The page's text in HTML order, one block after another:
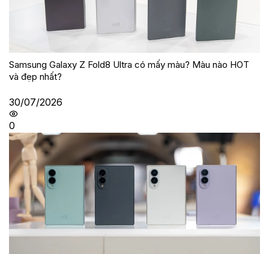
Samsung Galaxy Z Fold8 Ultra có mấy màu? Màu nào HOT
và đẹp nhất?
30/07/2026
0